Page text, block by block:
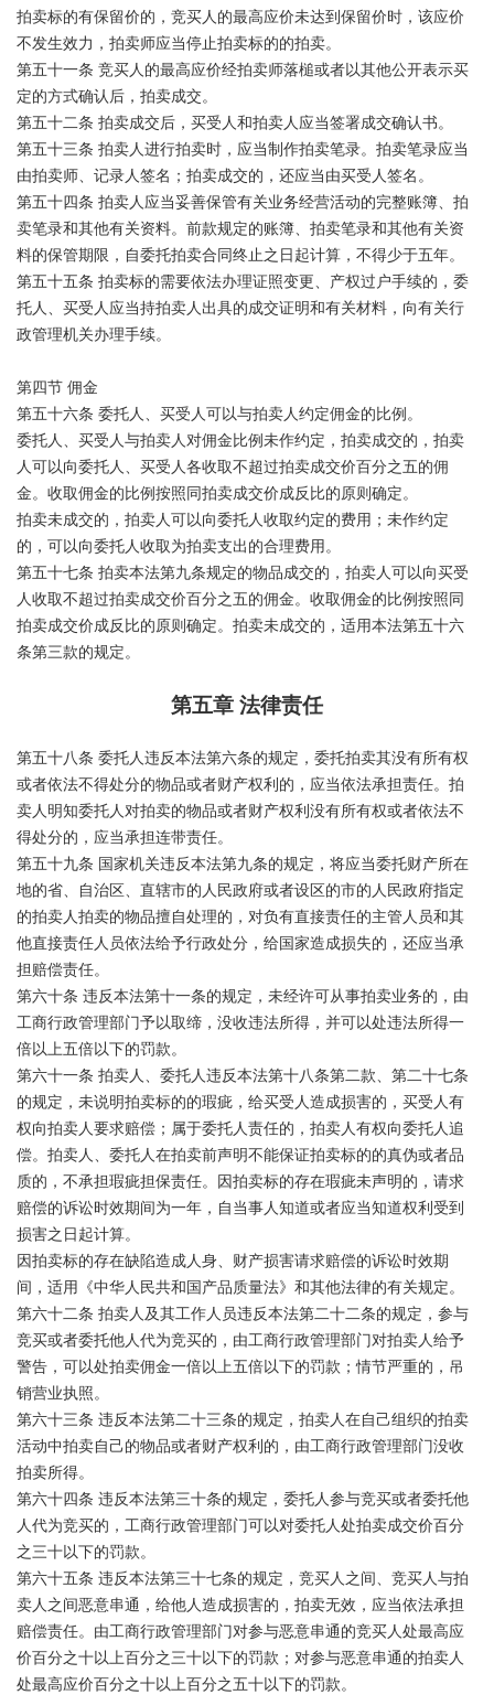
拍卖标的有保留价的，竞买人的最高应价未达到保留价时，该应价
不发生效力，拍卖师应当停止拍卖标的的拍卖。
第五十一条 竞买人的最高应价经拍卖师落槌或者以其他公开表示买
定的方式确认后，拍卖成交。
第五十二条 拍卖成交后，买受人和拍卖人应当签署成交确认书。
第五十三条 拍卖人进行拍卖时，应当制作拍卖笔录。拍卖笔录应当
由拍卖师、记录人签名；拍卖成交的，还应当由买受人签名。
第五十四条 拍卖人应当妥善保管有关业务经营活动的完整账簿、拍
卖笔录和其他有关资料。前款规定的账簿、拍卖笔录和其他有关资
料的保管期限，自委托拍卖合同终止之日起计算，不得少于五年。
第五十五条 拍卖标的需要依法办理证照变更、产权过户手续的，委
托人、买受人应当持拍卖人出具的成交证明和有关材料，向有关行
政管理机关办理手续。
第四节 佣金
第五十六条 委托人、买受人可以与拍卖人约定佣金的比例。
委托人、买受人与拍卖人对佣金比例未作约定，拍卖成交的，拍卖
人可以向委托人、买受人各收取不超过拍卖成交价百分之五的佣
金。收取佣金的比例按照同拍卖成交价成反比的原则确定。
拍卖未成交的，拍卖人可以向委托人收取约定的费用；未作约定
的，可以向委托人收取为拍卖支出的合理费用。
第五十七条 拍卖本法第九条规定的物品成交的，拍卖人可以向买受
人收取不超过拍卖成交价百分之五的佣金。收取佣金的比例按照同
拍卖成交价成反比的原则确定。拍卖未成交的，适用本法第五十六
条第三款的规定。
第五章 法律责任
第五十八条 委托人违反本法第六条的规定，委托拍卖其没有所有权
或者依法不得处分的物品或者财产权利的，应当依法承担责任。拍
卖人明知委托人对拍卖的物品或者财产权利没有所有权或者依法不
得处分的，应当承担连带责任。
第五十九条 国家机关违反本法第九条的规定，将应当委托财产所在
地的省、自治区、直辖市的人民政府或者设区的市的人民政府指定
的拍卖人拍卖的物品擅自处理的，对负有直接责任的主管人员和其
他直接责任人员依法给予行政处分，给国家造成损失的，还应当承
担赔偿责任。
第六十条 违反本法第十一条的规定，未经许可从事拍卖业务的，由
工商行政管理部门予以取缔，没收违法所得，并可以处违法所得一
倍以上五倍以下的罚款。
第六十一条 拍卖人、委托人违反本法第十八条第二款、第二十七条
的规定，未说明拍卖标的的瑕疵，给买受人造成损害的，买受人有
权向拍卖人要求赔偿；属于委托人责任的，拍卖人有权向委托人追
偿。拍卖人、委托人在拍卖前声明不能保证拍卖标的的真伪或者品
质的，不承担瑕疵担保责任。因拍卖标的存在瑕疵未声明的，请求
赔偿的诉讼时效期间为一年，自当事人知道或者应当知道权利受到
损害之日起计算。
因拍卖标的存在缺陷造成人身、财产损害请求赔偿的诉讼时效期
间，适用《中华人民共和国产品质量法》和其他法律的有关规定。
第六十二条 拍卖人及其工作人员违反本法第二十二条的规定，参与
竞买或者委托他人代为竞买的，由工商行政管理部门对拍卖人给予
警告，可以处拍卖佣金一倍以上五倍以下的罚款；情节严重的，吊
销营业执照。
第六十三条 违反本法第二十三条的规定，拍卖人在自己组织的拍卖
活动中拍卖自己的物品或者财产权利的，由工商行政管理部门没收
拍卖所得。
第六十四条 违反本法第三十条的规定，委托人参与竞买或者委托他
人代为竞买的，工商行政管理部门可以对委托人处拍卖成交价百分
之三十以下的罚款。
第六十五条 违反本法第三十七条的规定，竞买人之间、竞买人与拍
卖人之间恶意串通，给他人造成损害的，拍卖无效，应当依法承担
赔偿责任。由工商行政管理部门对参与恶意串通的竞买人处最高应
价百分之十以上百分之三十以下的罚款；对参与恶意串通的拍卖人
处最高应价百分之十以上百分之五十以下的罚款。